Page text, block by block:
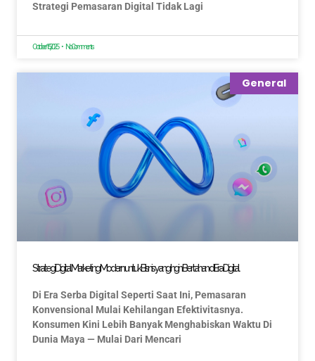
Strategi Pemasaran Digital Tidak Lagi
October 15, 2025 No Comments
General
Strategi Digital Marketing Modern untuk Bisnis yang Ingin Bertahan di Era Digital
Di Era Serba Digital Seperti Saat Ini, Pemasaran
Konvensional Mulai Kehilangan Efektivitasnya.
Konsumen Kini Lebih Banyak Menghabiskan Waktu Di
Dunia Maya — Mulai Dari Mencari